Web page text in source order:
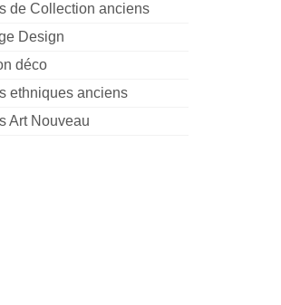
de Collection anciens
Design
déco
ethniques anciens
Art Nouveau